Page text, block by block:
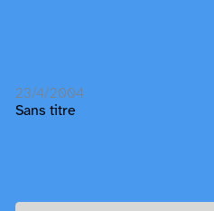
23/4/2004
Sans titre